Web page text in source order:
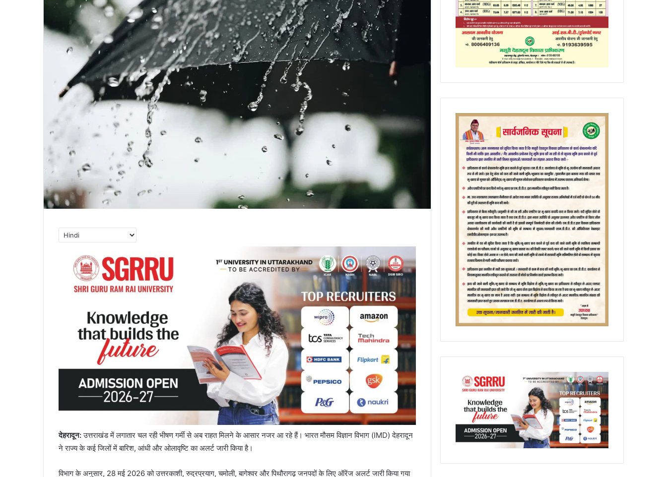
देहरादून:उत्तराखंड में लगातार चल रही भीषण गर्मी से अब राहत मिलने के आसार नजर आ रहे हैं। भारत मौसम विज्ञान विभाग (IMD) देहरादून
ने राज्य के कई जिलों में बारिश, आंधी और ओलावृष्टि का अलर्ट जारी किया है।
विभाग के अनुसार, 28 मई 2026 को उत्तरकाशी, रुद्रप्रयाग, चमोली, बागेश्वर और पिथौरागढ़ जनपदों के लिए ऑरेंज अलर्ट जारी किया गया